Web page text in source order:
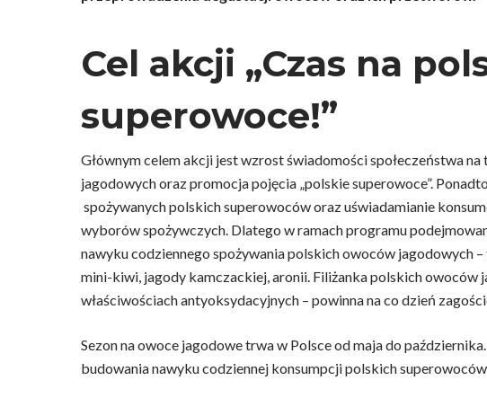
Cel akcji „Czas na
superowoce!”
Głównym celem akcji jest wzrost świadomości społeczeństwa
jagodowych oraz promocja pojęcia „polskie superowoce”.
spożywanych polskich superowoców oraz uświadamianie
wyborów spożywczych. Dlatego w ramach programu
nawyku codziennego spożywania polskich owoców jagodowych
mini-kiwi, jagody kamczackiej, aronii. Filiżanka polskich owoców
właściwościach antyoksydacyjnych – powinna na co dzień
Sezon na owoce jagodowe trwa w Polsce od maja do
budowania nawyku codziennej konsumpcji polskich